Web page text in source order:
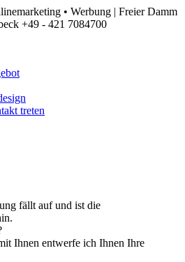
• Werbung | Freier Damm
+49 - 421 7084700
treten
fällt auf und ist die
Ihnen entwerfe ich Ihnen Ihre